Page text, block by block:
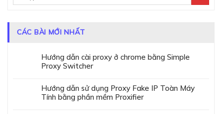
CÁC BÀI MỚI NHẤT
Hướng dẫn cài proxy ở chrome bằng Simple
Proxy Switcher
Hướng dẫn sử dụng Proxy Fake IP Toàn Máy
Tính bằng phần mềm Proxifier